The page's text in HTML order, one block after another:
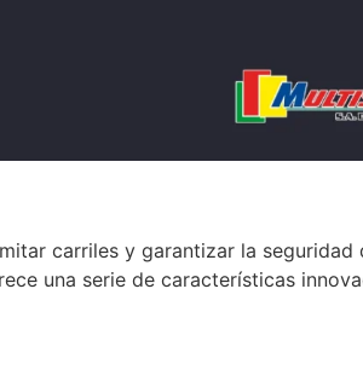
carriles y garantizar la seguridad
una serie de características